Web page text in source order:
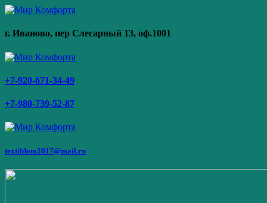
г. Иваново, пер Слесарный 13, оф.1001
+7-920-671-34-49
+7-980-739-52-87
textildom2017@mail.ru